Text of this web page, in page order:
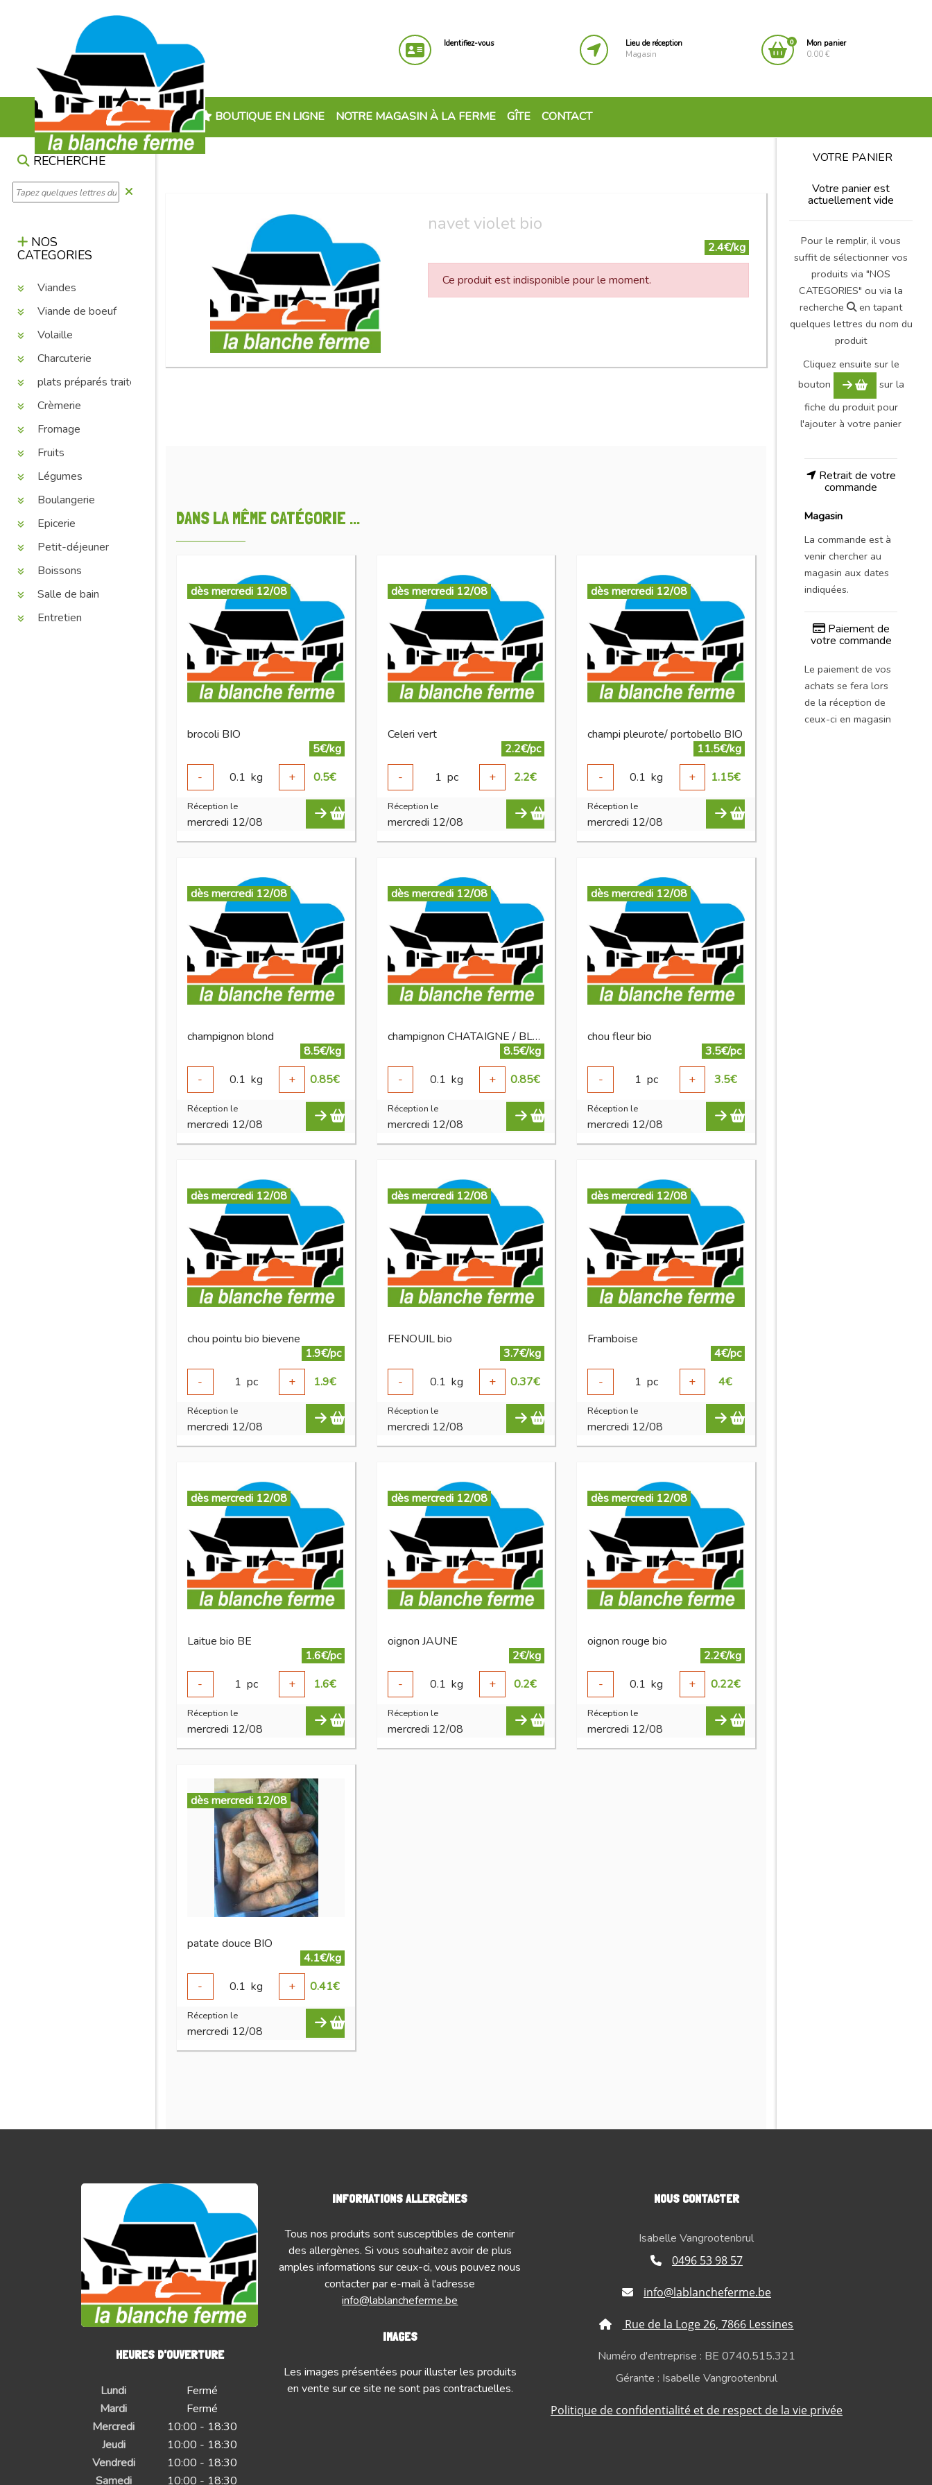
Identifiez-vous
Lieu de réception
Magasin
0
Mon panier
0.00 €
BOUTIQUE EN LIGNE NOTRE MAGASIN À LA FERME GÎTE CONTACT
RECHERCHE
NOS
CATEGORIES
Viandes
Viande de boeuf
Volaille
Charcuterie
plats préparés traiteur
Crèmerie
Fromage
Fruits
Légumes
Boulangerie
Epicerie
Petit-déjeuner
Boissons
Salle de bain
Entretien
navet violet bio
2.4€/kg
Ce produit est indisponible pour le moment.
DANS LA MÊME CATÉGORIE ...
dès mercredi 12/08
brocoli BIO
5€/kg
-
0.1 kg + 0.5€
Réception le
mercredi 12/08
dès mercredi 12/08
Celeri vert
2.2€/pc
-
1 pc + 2.2€
Réception le
mercredi 12/08
dès mercredi 12/08
champi pleurote/ portobello BIO
11.5€/kg
-
0.1 kg + 1.15€
Réception le
mercredi 12/08
dès mercredi 12/08
champignon blond
8.5€/kg
-
0.1 kg + 0.85€
Réception le
mercredi 12/08
dès mercredi 12/08
champignon CHATAIGNE / BLANC BIO
8.5€/kg
-
0.1 kg + 0.85€
Réception le
mercredi 12/08
dès mercredi 12/08
chou fleur bio
3.5€/pc
-
1 pc + 3.5€
Réception le
mercredi 12/08
dès mercredi 12/08
chou pointu bio bievene
1.9€/pc
-
1 pc + 1.9€
Réception le
mercredi 12/08
dès mercredi 12/08
FENOUIL bio
3.7€/kg
-
0.1 kg + 0.37€
Réception le
mercredi 12/08
dès mercredi 12/08
Framboise
4€/pc
-
1 pc + 4€
Réception le
mercredi 12/08
dès mercredi 12/08
Laitue bio BE
1.6€/pc
-
1 pc + 1.6€
Réception le
mercredi 12/08
dès mercredi 12/08
oignon JAUNE
2€/kg
-
0.1 kg + 0.2€
Réception le
mercredi 12/08
dès mercredi 12/08
oignon rouge bio
2.2€/kg
-
0.1 kg + 0.22€
Réception le
mercredi 12/08
dès mercredi 12/08
patate douce BIO
4.1€/kg
-
0.1 kg + 0.41€
Réception le
mercredi 12/08
VOTRE PANIER
Votre panier est
actuellement vide
Pour le remplir, il vous
suffit de sélectionner vos
produits via "NOS
CATEGORIES" ou via la
recherche
en tapant
quelques lettres du nom du
produit
Cliquez ensuite sur le
bouton
sur la
fiche du produit pour
l'ajouter à votre panier
Retrait de votre
commande
Magasin
La commande est à
venir chercher au
magasin aux dates
indiquées.
Paiement de
votre commande
Le paiement de vos
achats se fera lors
de la réception de
ceux-ci en magasin
HEURES D'OUVERTURE
Lundi
Fermé
Mardi
Fermé
Mercredi
10:00 - 18:30
Jeudi
10:00 - 18:30
Vendredi
10:00 - 18:30
Samedi
10:00 - 18:30
INFORMATIONS ALLERGÈNES
Tous nos produits sont susceptibles de contenir
des allergènes. Si vous souhaitez avoir de plus
amples informations sur ceux-ci, vous pouvez nous
contacter par e-mail à l'adresse
info@lablancheferme.be
IMAGES
Les images présentées pour illuster les produits
en vente sur ce site ne sont pas contractuelles.
NOUS CONTACTER
Isabelle Vangrootenbrul
0496 53 98 57
info@lablancheferme.be
Rue de la Loge 26, 7866 Lessines
Numéro d'entreprise : BE 0740.515.321
Gérante : Isabelle Vangrootenbrul
Politique de confidentialité et de respect de la vie privée